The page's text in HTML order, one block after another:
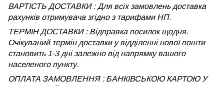
ВАРТІСТЬ ДОСТАВКИ : Для всіх замовлень доставка
рахунків отримувача згідно з тарифами НП.
ТЕРМІН ДОСТАВКИ : Відправка посилок щодня.
Очікуваний термін доставки у відділенні нової пошти
становить 1-3 дні залежно від напрямку вашого
населеного пункту.
ОПЛАТА ЗАМОВЛЕННЯ : БАНКІВСЬКОЮ КАРТОЮ У